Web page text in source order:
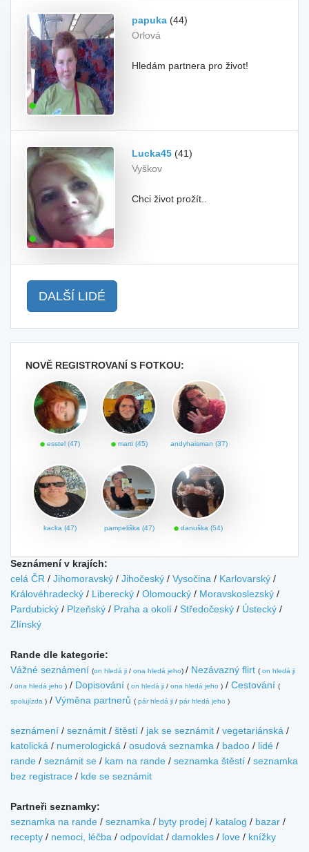
papuka (44)
Orlová
Hledám partnera pro život!
Lucka45 (41)
Vyškov
Chci život prožít..
DALŠÍ LIDÉ
NOVĚ REGISTROVANÍ S FOTKOU:
esstel (47) marti (45) andyhaisman (37)
kacka (47) pampeliška (47) danuška (54)
Seznámení v krajích:
celá ČR / Jihomoravský / Jihočeský / Vysočina / Karlovarský /
Královéhradecký / Liberecký / Olomoucký / Moravskoslezský /
Pardubický / Plzeňský / Praha a okolí / Středočeský / Ústecký /
Zlínský
Rande dle kategorie:
Vážné seznámení (on hledá ji / ona hledá jeho) / Nezávazný flirt ( on hledá ji
/ ona hledá jeho ) / Dopisování ( on hledá ji / ona hledá jeho ) / Cestování (
spolujízda ) / Výměna partnerů ( pár hledá ji / pár hledá jeho )
seznámení / seznámit / štěstí / jak se seznámit / vegetariánská /
katolická / numerologická / osudová seznamka / badoo / lidé /
rande / seznámit se / kam na rande / seznamka štěstí / seznamka
bez registrace / kde se seznámit
Partneři seznamky:
seznamka na rande / seznamka / byty prodej / katalog / bazar /
recepty / nemoci, léčba / odpovídat / damokles / love / knížky